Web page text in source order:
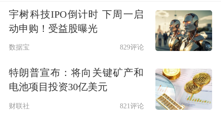
位，一个Token约等于1个英文单词或1-
2个汉字。
Token工厂就是生产Token的场所，是
以大规模GPU算力集群为底座，整合电
宇树科技IPO倒计时 下周一启
动申购！受益股曝光
数据宝 829评论
特朗普宣布：将向关键矿产和
电池项目投资30亿美元
财联社 821评论